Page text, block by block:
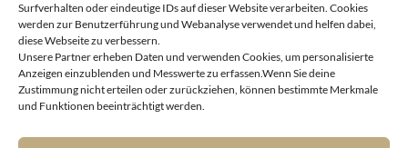
Surfverhalten oder eindeutige IDs auf dieser Website verarbeiten. Cookies
werden zur Benutzerführung und Webanalyse verwendet und helfen dabei,
diese Webseite zu verbessern.
Unsere Partner erheben Daten und verwenden Cookies, um personalisierte
Anzeigen einzublenden und Messwerte zu erfassen.Wenn Sie deine
Zustimmung nicht erteilen oder zurückziehen, können bestimmte Merkmale
und Funktionen beeinträchtigt werden.
Reith bei Kitzbühel